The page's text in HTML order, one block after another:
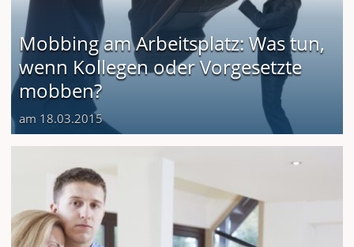
Mobbing am Arbeitsplatz: Was tun,
wenn Kollegen oder Vorgesetzte
mobben?
am 18.03.2015